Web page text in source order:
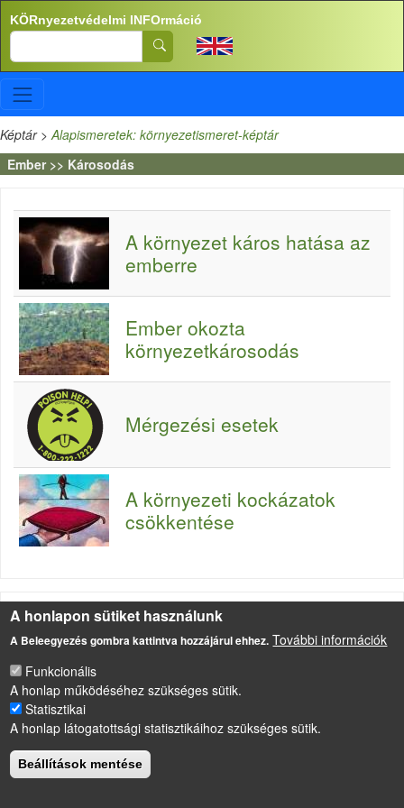
Ugrás a tartalomra
KÖRnyezetvédelmi INFOrmáció
Search
Képtár>Alapismeretek: környezetismeret-képtár
Ember >> Károsodás
A környezet káros hatása az
emberre
Ember okozta
környezetkárosodás
Mérgezési esetek
A környezeti kockázatok
csökkentése
Sütikezelési szabályzat
Drupalalapú webhely
A honlapon sütiket használunk
A Beleegyezés gombra kattintva hozzájárul ehhez. További információk
Funkcionális
A honlap működéséhez szükséges sütik.
Statisztikai
A honlap látogatottsági statisztikáihoz szükséges sütik.
Beállítások mentése